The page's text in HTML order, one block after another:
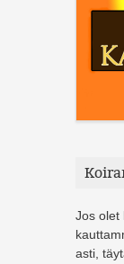
Jos olet
asti,